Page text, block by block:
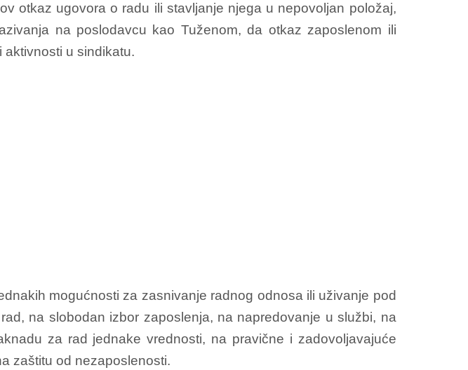
otkaz ugovora o radu ili stavljanje njega u nepovoljan položaj,
na poslodavcu kao Tuženom, da otkaz zaposlenom ili
u sindikatu.
mogućnosti za zasnivanje radnog odnosa ili uživanje pod
na slobodan izbor zaposlenja, na napredovanje u službi, na
za rad jednake vrednosti, na pravične i zadovoljavajuće
zaštitu od nezaposlenosti.